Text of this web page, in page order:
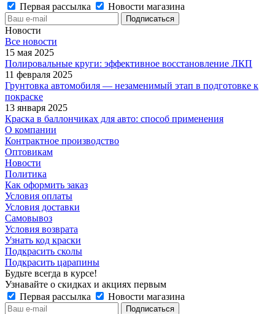
Первая рассылка
Новости магазина
Новости
Все новости
15 мая 2025
Полировальные круги: эффективное восстановление ЛКП
11 февраля 2025
Грунтовка автомобиля — незаменимый этап в подготовке к
покраске
13 января 2025
Краска в баллончиках для авто: способ применения
О компании
Контрактное производство
Оптовикам
Новости
Политика
Как оформить заказ
Условия оплаты
Условия доставки
Самовывоз
Условия возврата
Узнать код краски
Подкрасить сколы
Подкрасить царапины
Будьте всегда в курсе!
Узнавайте о скидках и акциях первым
Первая рассылка
Новости магазина